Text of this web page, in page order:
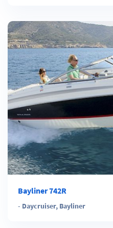
Bayliner 742R
- Daycruiser, Bayliner